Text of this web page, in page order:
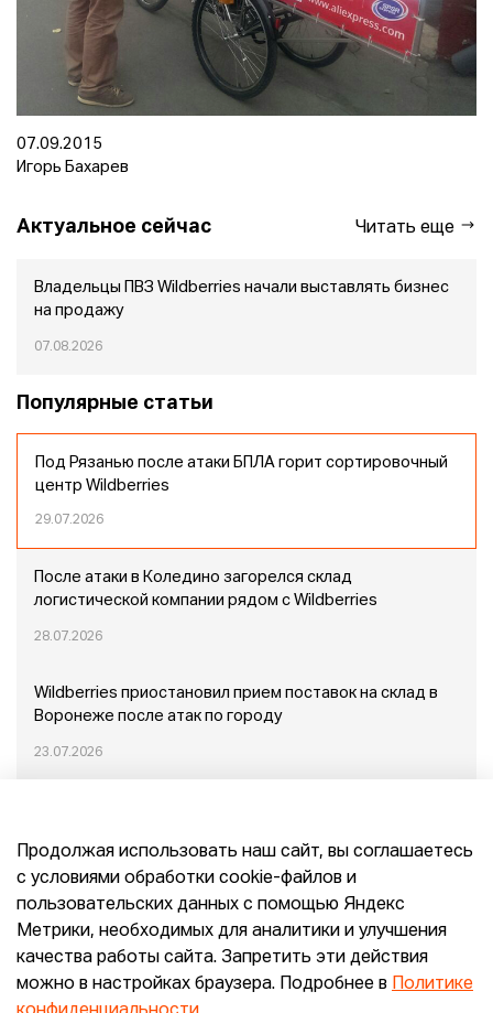
07.09.2015
Игорь Бахарев
Актуальное сейчас Читать еще
Владельцы ПВЗ Wildberries начали выставлять бизнес
на продажу
07.08.2026
Популярные статьи
Под Рязанью после атаки БПЛА горит сортировочный
центр Wildberries
29.07.2026
После атаки в Коледино загорелся склад
логистической компании рядом с Wildberries
28.07.2026
Wildberries приостановил прием поставок на склад в
Воронеже после атак по городу
23.07.2026
Конец эпохи маркетплейсов: прогнозы сооснователя
Mr.Doors Максима Валецкого
26.06.2026
Продолжая использовать наш сайт, вы соглашаетесь
с условиями обработки cookie-файлов и
пользовательских данных с помощью Яндекс
Метрики, необходимых для аналитики и улучшения
качества работы сайта. Запретить эти действия
можно в настройках браузера. Подробнее в
Политике